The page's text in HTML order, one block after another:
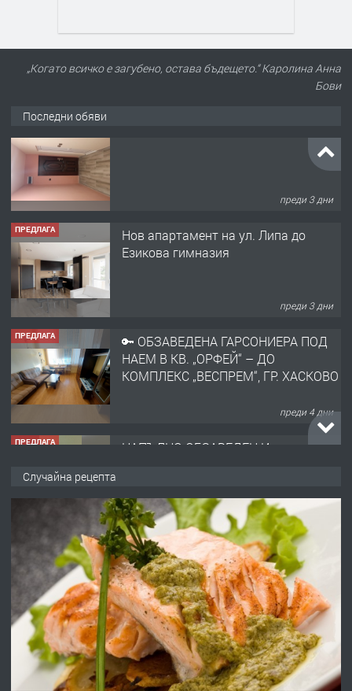
„Когато всичко е загубено, остава бъдещето.“ Каролина Анна
Бови
Последни обяви
ПРЕДЛАГА
ПРЕДЛАГА
🔑 ОБЗАВЕДЕНА ГАРСОНИЕРА ПОД
ПРЕДЛАГА
НАПЪЛНО ОБЗАВЕДЕН И
ОБОРУДВАН ТРИСТАЕН
преди 5 дни
преди 5 дни
ПРЕДЛАГА
№4120 Магазин/Офис под наем в кв.
Любен Каравелов, Хасково-близо до
градската градина!
преди 5 дни
ПРЕДЛАГА
ПРОСТОРЕН ТРИСТАЕН
Случайна рецепта